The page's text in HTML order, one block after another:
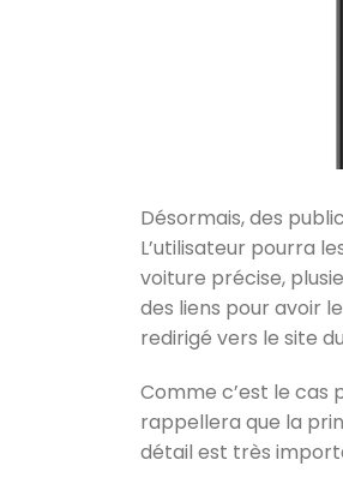
Désormais, des
L’utilisateur pourra
voiture précise,
des liens pour avoir
redirigé vers le site
Comme c’est le cas
rappellera que la
détail est très